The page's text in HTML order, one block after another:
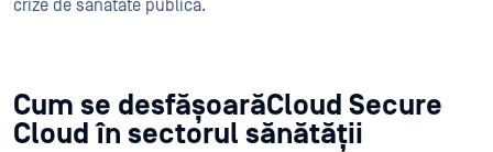
crize de sănătate publică.
Cum se desfășoarăCloud Secure
Cloud în sectorul sănătății